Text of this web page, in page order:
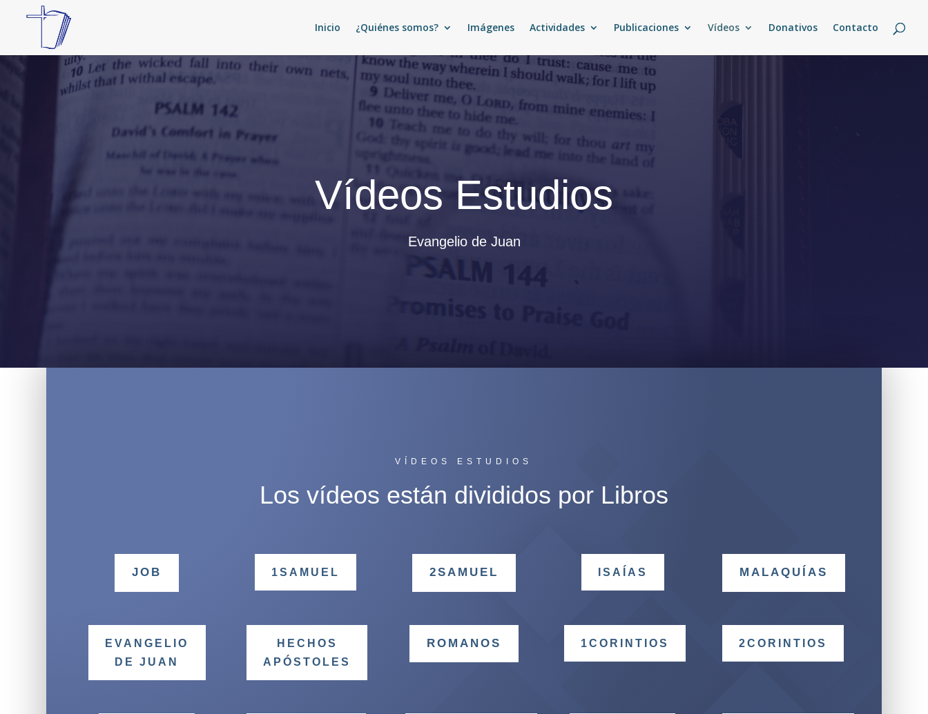
Inicio ¿Quiénes somos? Imágenes Actividades Publicaciones Vídeos Donativos Contacto
Vídeos Estudios
Evangelio de Juan
VÍDEOS ESTUDIOS
Los vídeos están divididos por Libros
JOB 1SAMUEL 2SAMUEL ISAÍAS MALAQUÍAS
EVANGELIO
DE JUAN
HECHOS
APÓSTOLES
ROMANOS 1CORINTIOS 2CORINTIOS